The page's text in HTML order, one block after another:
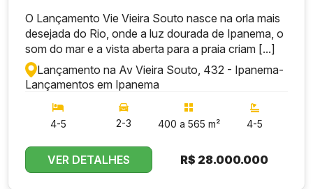
O Lançamento Vie Vieira Souto nasce na orla mais
desejada do Rio, onde a luz dourada de Ipanema, o
som do mar e a vista aberta para a praia criam [...]
Lançamento na Av Vieira Souto, 432 - Ipanema-
Lançamentos em Ipanema
4-5 2-3 400 a 565 m² 4-5
VER DETALHES R$ 28.000.000